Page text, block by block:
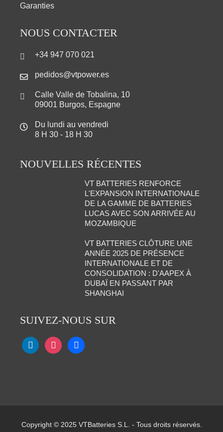
Garanties
NOUS CONTACTER
+34 947 070 021
pedidos@vtpower.es
Calle Valle de Tobalina, 10
09001 Burgos, Espagne
Du lundi au vendredi
8 H 30 - 18 H 30
NOUVELLES RÉCENTES
VT BATTERIES RENFORCE
L'EXPANSION INTERNATIONALE
DE LA GAMME DE BATTERIES
LUCAS AVEC SON ARRIVÉE AU
MOZAMBIQUE
VT BATTERIES CLÔTURE UNE
ANNÉE 2025 DE PRÉSENCE
INTERNATIONALE ET DE
CONSOLIDATION : D'AAPEX À
DUBAÏ EN PASSANT PAR
SHANGHAI
SUIVEZ-NOUS SUR
Copyright © 2025 VTBatteries S.L. - Tous droits réservés.